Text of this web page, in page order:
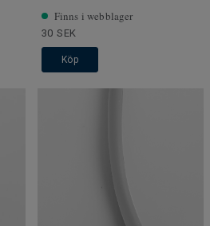
Finns i webblager
30 SEK
Köp